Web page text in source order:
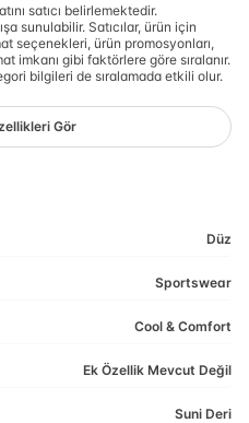
satıcı belirlemektedir.
sunulabilir. Satıcılar, ürün için
seçenekleri, ürün promosyonları,
imkanı gibi faktörlere göre sıralanır.
bilgileri de sıralamada etkili olur.
Gör
Düz
Sportswear
Cool & Comfort
Ek Özellik Mevcut Değil
Suni Deri